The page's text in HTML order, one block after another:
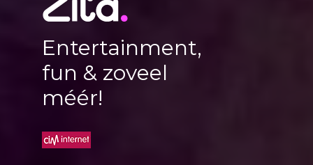
Entertainment,
fun & zoveel
méér!